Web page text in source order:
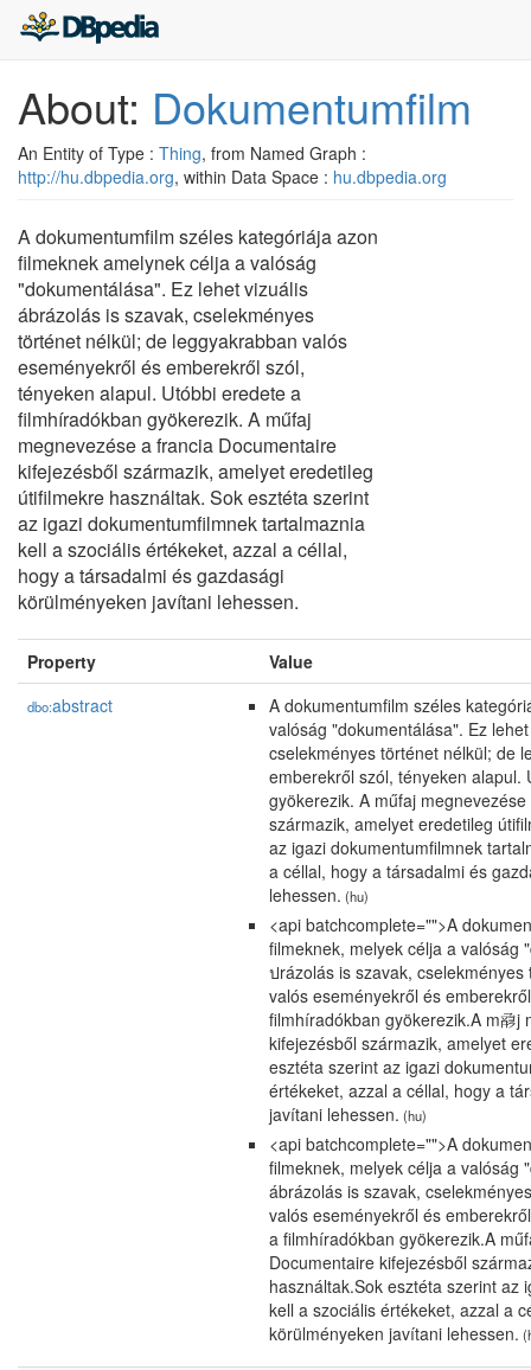
About: Dokumentumfilm
An Entity of Type : Thing, from Named Graph :
http://hu.dbpedia.org, within Data Space : hu.dbpedia.org
A dokumentumfilm széles kategóriája azon
filmeknek amelynek célja a valóság
"dokumentálása". Ez lehet vizuális
ábrázolás is szavak, cselekményes
történet nélkül; de leggyakrabban valós
eseményekről és emberekről szól,
tényeken alapul. Utóbbi eredete a
filmhíradókban gyökerezik. A műfaj
megnevezése a francia Documentaire
kifejezésből származik, amelyet eredetileg
útifilmekre használtak. Sok esztéta szerint
az igazi dokumentumfilmnek tartalmaznia
kell a szociális értékeket, azzal a céllal,
hogy a társadalmi és gazdasági
körülményeken javítani lehessen.
Property Value
dbo:abstract
A dokumentumfilm széles
valóság "dokumentálása". Ez
cselekményes történet nélkül; de
emberekről szól, tényeken
gyökerezik. A műfaj
származik, amelyet eredetileg
az igazi dokumentumfilmnek
a céllal, hogy a társadalmi és
lehessen. (hu)
<api batchcomplete="">A
filmeknek, melyek célja a valóság
ปrázolás is szavak,
valós eseményekről és
filmhíradókban gyökerezik.A m𗇺j
kifejezésből származik, amelyet
esztéta szerint az igazi
értékeket, azzal a céllal, hogy a
javítani lehessen. (hu)
<api batchcomplete="">A
filmeknek, melyek célja a valóság
ábrázolás is szavak,
valós eseményekről és
a filmhíradókban gyökerezik.A
Documentaire kifejezésből
használtak.Sok esztéta szerint az
kell a szociális értékeket, azzal a
körülményeken javítani lehessen.